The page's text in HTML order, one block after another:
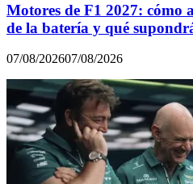
Motores de F1 2027: cómo
de la batería y qué
07/08/202607/08/2026